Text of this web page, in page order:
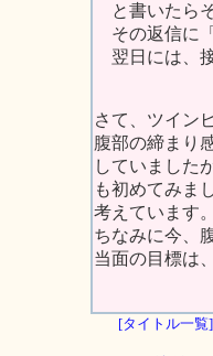
と書いたら
その返信に
翌日には、
さて、ツイン
腹部の締まり
していました
も初めてみま
考えています
ちなみに今、
当面の目標は
[タイトル一覧]